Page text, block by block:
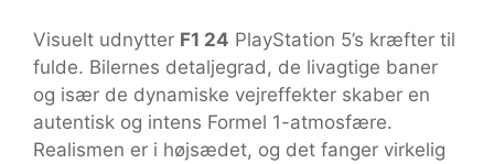
Visuelt udnytter F1 24 PlayStation 5’s kræfter til
fulde. Bilernes detaljegrad, de livagtige baner
og især de dynamiske vejreffekter skaber en
autentisk og intens Formel 1-atmosfære.
Realismen er i højsædet, og det fanger virkelig